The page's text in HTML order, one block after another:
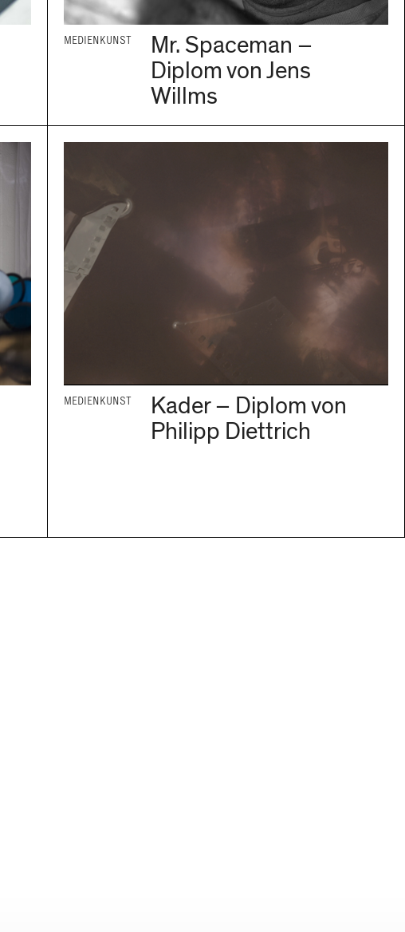
MEDIENKUNST
Mr. Spaceman –
Diplom von Jens
Willms
MEDIENKUNST
Kader – Diplom von
Philipp Diettrich